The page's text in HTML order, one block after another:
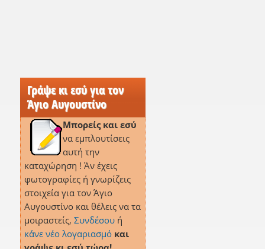
Γράψε κι εσύ για τον
Άγιο Αυγουστίνο
Μπορείς και εσύ
να εμπλουτίσεις
αυτή την
καταχώρηση ! Άν έχεις
φωτογραφίες ή γνωρίζεις
στοιχεία για τον Άγιο
Αυγουστίνο και θέλεις να τα
μοιραστείς, Συνδέσουή
κάνε νέο λογαριασμό και